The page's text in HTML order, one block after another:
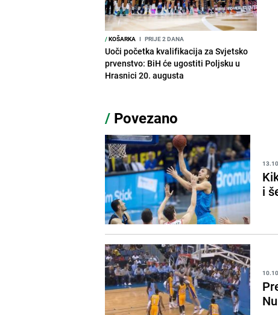
/KOŠARKA I PRIJE 2 DANA
Uoči početka kvalifikacija za Svjetsko
prvenstvo: BiH će ugostiti Poljsku u
Hrasnici 20. augusta
/ Povezano
i